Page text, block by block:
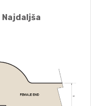
Najdaljša